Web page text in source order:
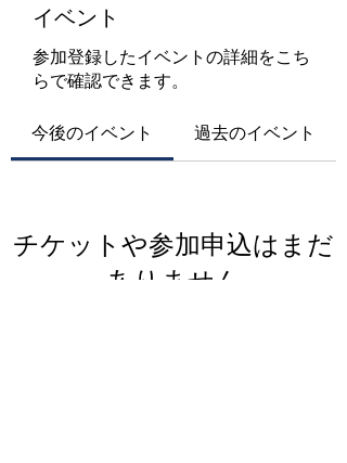
イベント
参加登録したイベントの詳細をこち
らで確認できます。
今後のイベント 過去のイベント
チケットや参加申込はまだ
ありません